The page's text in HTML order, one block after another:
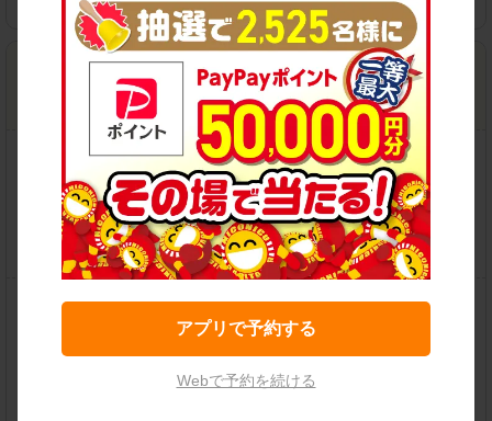
淵野辺店
住所：相模原市中央区鹿沼台2-1-16 地図
営業時間：09:00-21:00
この店舗で予約する
保有車両クラス
アプリで予約する
Webで予約を続ける